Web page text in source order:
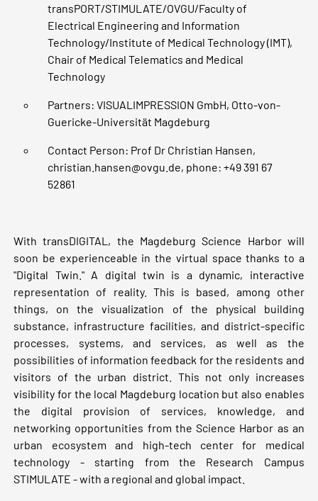
transPORT/STIMULATE/OVGU/Faculty of
Electrical Engineering and Information
Technology/Institute of Medical Technology (IMT),
Chair of Medical Telematics and Medical
Technology
Partners: VISUALIMPRESSION GmbH, Otto-von-
Guericke-Universität Magdeburg
Contact Person: Prof Dr Christian Hansen,
christian.hansen@ovgu.de, phone: +49 391 67
52861
With transDIGITAL, the Magdeburg Science Harbor will
soon be experienceable in the virtual space thanks to a
"Digital Twin." A digital twin is a dynamic, interactive
representation of reality. This is based, among other
things, on the visualization of the physical building
substance, infrastructure facilities, and district-specific
processes, systems, and services, as well as the
possibilities of information feedback for the residents and
visitors of the urban district. This not only increases
visibility for the local Magdeburg location but also enables
the digital provision of services, knowledge, and
networking opportunities from the Science Harbor as an
urban ecosystem and high-tech center for medical
technology - starting from the Research Campus
STIMULATE - with a regional and global impact.